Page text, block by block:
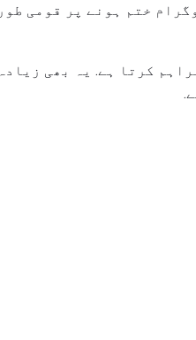
ختم ہونے پر قومی طور
کرتا ہے. یہ بھی زیادہ